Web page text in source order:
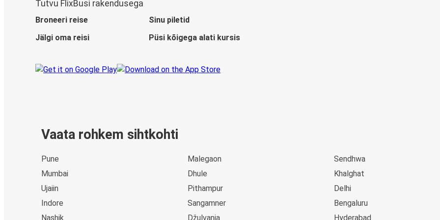
Tutvu FlixBusi rakendusega
Broneeri reise
Sinu piletid
Jälgi oma reisi
Püsi kõigega alati kursis
Vaata rohkem sihtkohti
Pune
Mumbai
Ujaiin
Indore
Nashik
Malegaon
Dhule
Pithampur
Sangamner
Džulvania
Sendhwa
Khalghat
Delhi
Bengaluru
Hyderabad